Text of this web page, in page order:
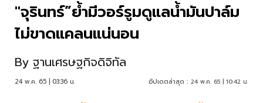
"จุรินทร์”ย้ำมีวอร์รูมดูแลน้ำมันปาล์ม
ไม่ขาดแคลนแน่นอน
By ฐานเศรษฐกิจดิจิทัล
24 พ.ค. 65 | 03:36 น. อัปเดตล่าสุด : 24 พ.ค. 65 | 10:42 น.